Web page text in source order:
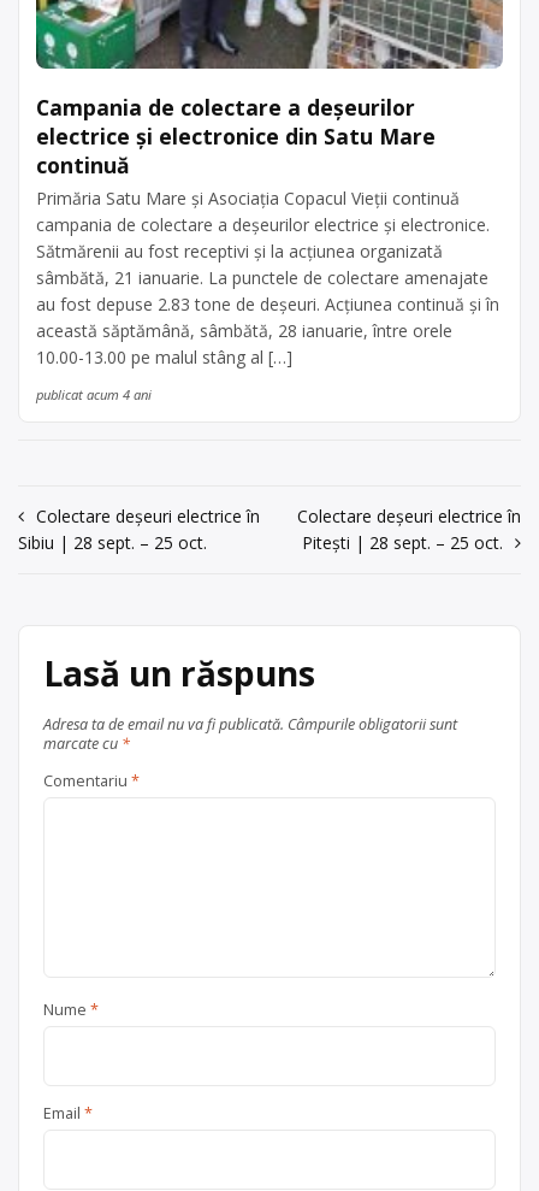
Campania de colectare a deșeurilor
electrice și electronice din Satu Mare
continuă
Primăria Satu Mare și Asociația Copacul Vieții continuă
campania de colectare a deșeurilor electrice și electronice.
Sătmărenii au fost receptivi și la acțiunea organizată
sâmbătă, 21 ianuarie. La punctele de colectare amenajate
au fost depuse 2.83 tone de deșeuri. Acțiunea continuă și în
această săptămână, sâmbătă, 28 ianuarie, între orele
10.00-13.00 pe malul stâng al […]
publicat acum 4 ani
Navigare
în
Colectare deșeuri electrice în
Sibiu | 28 sept. – 25 oct.
Colectare deșeuri electrice în
Pitești | 28 sept. – 25 oct.
Lasă un răspuns
Adresa ta de email nu va fi publicată. Câmpurile obligatorii sunt
marcate cu *
Comentariu *
Nume *
Email *